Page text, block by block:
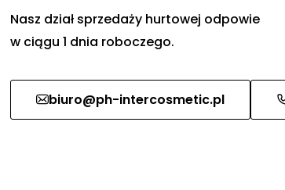
Nasz dział sprzedaży hurtowej odpowie
w ciągu 1 dnia roboczego.
biuro@ph-intercosmetic.pl